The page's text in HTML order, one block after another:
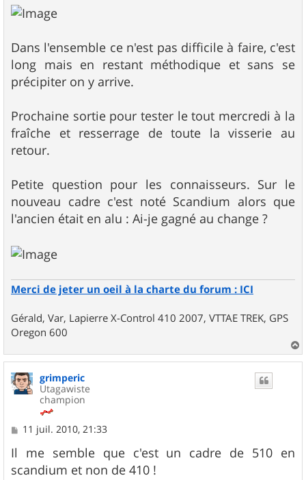
Dans l'ensemble ce n'est pas difficile à faire, c'est
long mais en restant méthodique et sans se
précipiter on y arrive.
Prochaine sortie pour tester le tout mercredi à la
fraîche et resserrage de toute la visserie au
retour.
Petite question pour les connaisseurs. Sur le
nouveau cadre c'est noté Scandium alors que
l'ancien était en alu : Ai-je gagné au change ?
Merci de jeter un oeil à la charte du forum : ICI
Gérald, Var, Lapierre X-Control 410 2007, VTTAE TREK, GPS
Oregon 600
a
grimperic
Utagawiste
champion
M
a
11 juil. 2010, 21:33
Il me semble que c'est un cadre de 510 en
scandium et non de 410 !